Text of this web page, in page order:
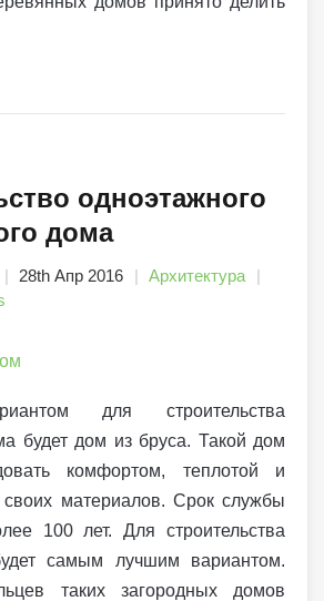
одноэтажного
дома
28th Апр 2016
Архитектура
для строительства
будет дом из бруса. Такой дом
комфортом, теплотой и
своих материалов. Срок службы
100 лет. Для строительства
самым лучшим вариантом.
таких загородных домов